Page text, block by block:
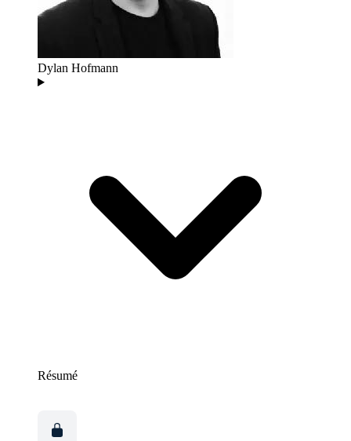
Dylan Hofmann
Résumé